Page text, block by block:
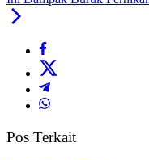
Pos Terkait